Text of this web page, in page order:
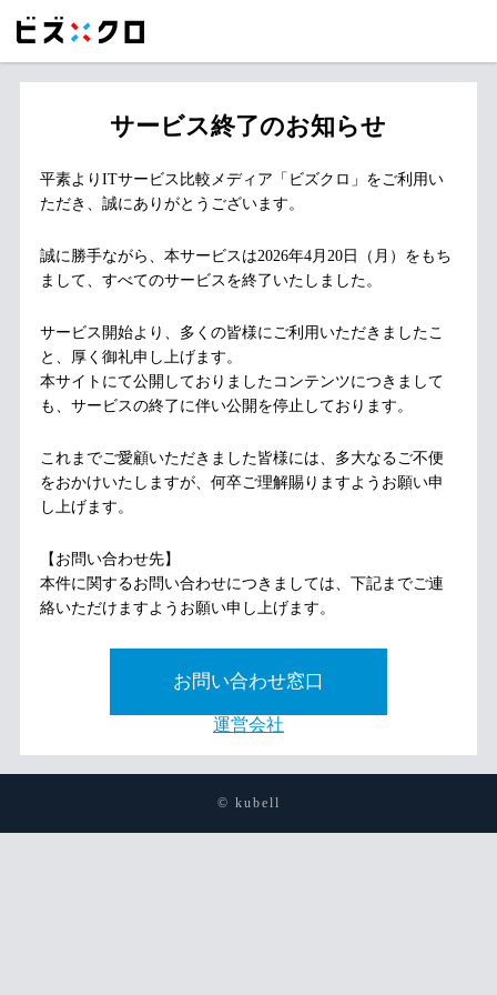
サービス終了のお知らせ
平素よりITサービス比較メディア「ビズクロ」をご利用い
ただき、誠にありがとうございます。
誠に勝手ながら、本サービスは2026年4月20日（月）をもち
まして、すべてのサービスを終了いたしました。
サービス開始より、多くの皆様にご利用いただきましたこ
と、厚く御礼申し上げます。
本サイトにて公開しておりましたコンテンツにつきまして
も、サービスの終了に伴い公開を停止しております。
これまでご愛顧いただきました皆様には、多大なるご不便
をおかけいたしますが、何卒ご理解賜りますようお願い申
し上げます。
【お問い合わせ先】
本件に関するお問い合わせにつきましては、下記までご連
絡いただけますようお願い申し上げます。
お問い合わせ窓口
運営会社
© kubell